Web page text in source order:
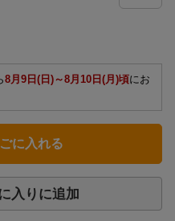
8月9日(日)～8月10日(月)頃にお
に入れる
入りに追加